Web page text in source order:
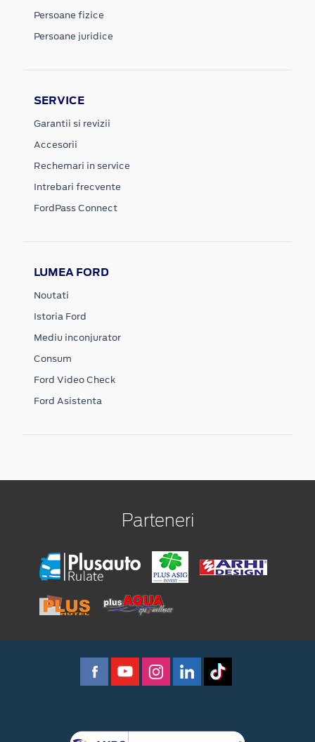
Persoane fizice
Persoane juridice
SERVICE
Garantii si revizii
Accesorii
Rechemari in service
Intrebari frecvente
FordPass Connect
LUMEA FORD
Noutati
Istoria Ford
Mediu inconjurator
Consum
Ford Video Check
Ford Asistenta
Parteneri